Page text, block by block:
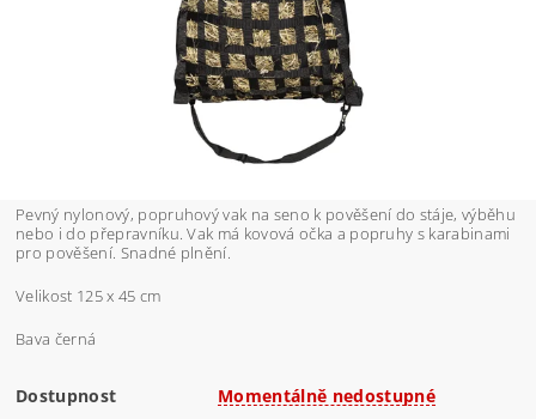
Pevný nylonový, popruhový vak na seno k pověšení do stáje, výběhu
nebo i do přepravníku. Vak má kovová očka a popruhy s karabinami
pro pověšení. Snadné plnění.
Velikost 125 x 45 cm
Bava černá
Dostupnost Momentálně nedostupné